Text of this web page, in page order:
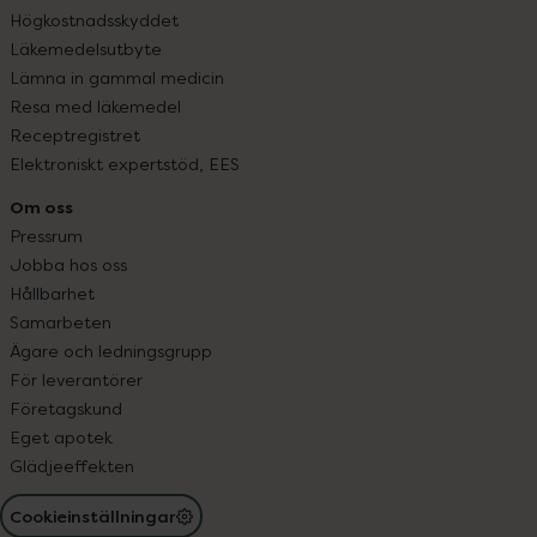
Högkostnadsskyddet
Läkemedelsutbyte
Lämna in gammal medicin
Resa med läkemedel
Receptregistret
Elektroniskt expertstöd, EES
Om oss
Pressrum
Jobba hos oss
Hållbarhet
Samarbeten
Ägare och ledningsgrupp
För leverantörer
Företagskund
Eget apotek
Glädjeeffekten
Cookieinställningar